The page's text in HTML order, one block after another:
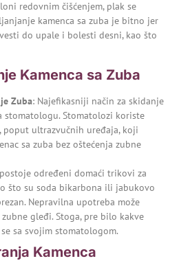
redovnim čišćenjem, plak se
kamenca sa zuba je bitno jer
do upale i bolesti desni, kao što
Kamenca sa Zuba
Zuba: Najefikasniji način za skidanje
stomatologu. Stomatolozi koriste
poput ultrazvučnih uređaja, koji
sa zuba bez oštećenja zubne
određeni domaći trikovi za
što su soda bikarbona ili jabukovo
Nepravilna upotreba može
gleđi. Stoga, pre bilo kakve
sa svojim stomatologom.
Kamenca